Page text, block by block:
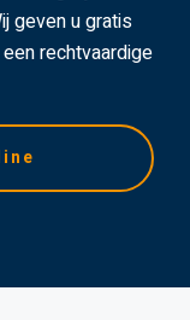
geven u gratis
rechtvaardige